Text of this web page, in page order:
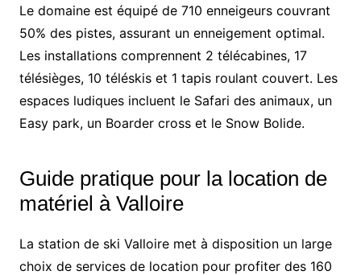
Le domaine est équipé de 710 enneigeurs couvrant
50% des pistes, assurant un enneigement optimal.
Les installations comprennent 2 télécabines, 17
télésièges, 10 téléskis et 1 tapis roulant couvert. Les
espaces ludiques incluent le Safari des animaux, un
Easy park, un Boarder cross et le Snow Bolide.
Guide pratique pour la location de
matériel à Valloire
La station de ski Valloire met à disposition un large
choix de services de location pour profiter des 160